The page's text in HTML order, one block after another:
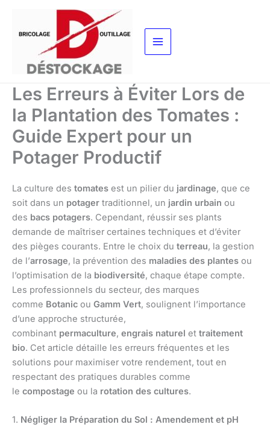
contenu
Les Erreurs à Éviter Lors de
la Plantation des Tomates :
Guide Expert pour un
Potager Productif
La culture des tomates est un pilier du jardinage, que ce
soit dans un potager traditionnel, un jardin urbain ou
des bacs potagers. Cependant, réussir ses plants
demande de maîtriser certaines techniques et d’éviter
des pièges courants. Entre le choix du terreau, la gestion
de l’arrosage, la prévention des maladies des plantes ou
l’optimisation de la biodiversité, chaque étape compte.
Les professionnels du secteur, des marques
comme Botanic ou Gamm Vert, soulignent l’importance
d’une approche structurée,
combinant permaculture, engrais naturel et traitement
bio. Cet article détaille les erreurs fréquentes et les
solutions pour maximiser votre rendement, tout en
respectant des pratiques durables comme
le compostage ou la rotation des cultures.
1. Négliger la Préparation du Sol : Amendement et pH